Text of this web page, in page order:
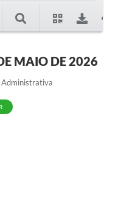
MAIO DE 2026
Administrativa